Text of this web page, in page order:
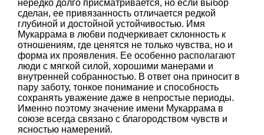
нередко долго присматривается, но если выбор
сделан, ее привязанность отличается редкой
глубиной и достойной устойчивостью. Имя
Мукаррама в любви подчеркивает склонность к
отношениям, где ценятся не только чувства, но и
форма их проявления. Ее особенно располагают
люди с мягкой силой, хорошими манерами и
внутренней собранностью. В ответ она приносит в
пару заботу, тонкое понимание и способность
сохранять уважение даже в непростые периоды.
Именно поэтому значение имени Мукаррама в
союзе всегда связано с благородством чувств и
ясностью намерений.